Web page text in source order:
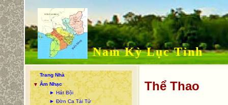
Nam Kỳ Lục Tỉnh
Trang Nhà
▼ Âm Nhạc
► Hát Bội
► Đờn Ca Tài Tử
Thể Thao